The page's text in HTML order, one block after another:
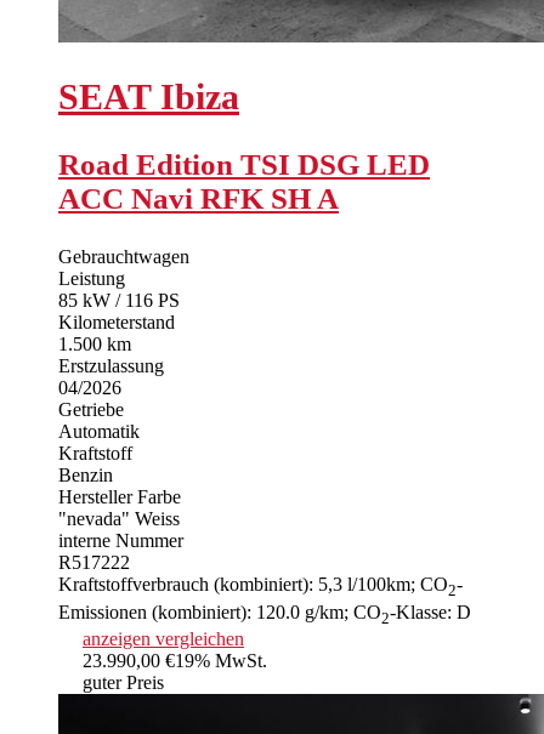
SEAT Ibiza
Road Edition TSI DSG LED
ACC Navi RFK SH A
Gebrauchtwagen
Leistung
85 kW / 116 PS
Kilometerstand
1.500 km
Erstzulassung
04/2026
Getriebe
Automatik
Kraftstoff
Benzin
Hersteller Farbe
"nevada" Weiss
interne Nummer
R517222
Kraftstoffverbrauch (kombiniert): 5,3 l/100km; CO2-
Emissionen (kombiniert): 120.0 g/km; CO2-Klasse: D
anzeigen vergleichen
23.990,00 €19% MwSt.
guter Preis